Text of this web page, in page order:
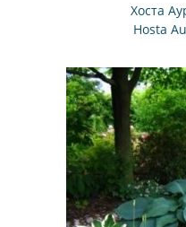
Хоста
Hosta